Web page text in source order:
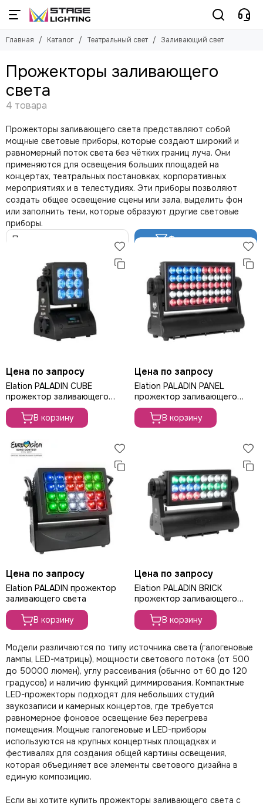
Театральный свет
Прожекторы с линзой френеля
Прожекторы следящего света
Стойки для пушек следящего света
Направленный свет
Темнители
Главная Каталог Театральный свет Заливающий свет
Прожекторы заливающего
света
Прожекторы заливающего света представляют собой
мощные световые приборы, которые создают широкий и
равномерный поток света без чётких границ луча. Они
применяются для освещения больших площадей на
концертах, театральных постановках, корпоративных
мероприятиях и в телестудиях. Эти приборы позволяют
создать общее освещение сцены или зала, выделить фон
или заполнить тени, которые образуют другие световые
приборы.
Фильтр товаров
Цена по запросу
Elation PALADIN CUBE
прожектор заливающего
света
В корзину
Цена по запросу
Elation PALADIN PANEL
прожектор заливающего
света
В корзину
Цена по запросу
Elation PALADIN прожектор
заливающего света
В корзину
Цена по запросу
Elation PALADIN BRICK
прожектор заливающего
света
В корзину
Модели различаются по типу источника света (галогеновые
лампы, LED-матрицы), мощности светового потока (от 500
до 50000 люмен), углу рассеивания (обычно от 60 до 120
градусов) и наличию функций диммирования. Компактные
LED-прожекторы подходят для небольших студий
звукозаписи и камерных концертов, где требуется
равномерное фоновое освещение без перегрева
помещения. Мощные галогеновые и LED-приборы
используются на крупных концертных площадках и
фестивалях для создания общей картины освещения,
которая объединяет все элементы светового дизайна в
единую композицию.
Если вы хотите купить прожекторы заливающего света с